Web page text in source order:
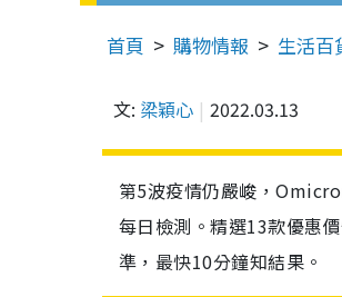
首頁 購物情報 生活百
文: 梁穎心 2022.03.13
第5波疫情仍嚴峻，
每日檢測。精選13款優惠
準，最快10分鐘知結果。